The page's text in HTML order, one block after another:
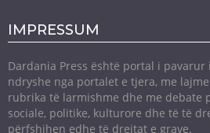
IMPRESSUM
Dardania Press është portal i
ndryshe nga portalet e tjera, me
rubrika të larmishme dhe me debate
sociale, politike, kulturore dhe të të
përfshihen edhe të drejtat e grave.